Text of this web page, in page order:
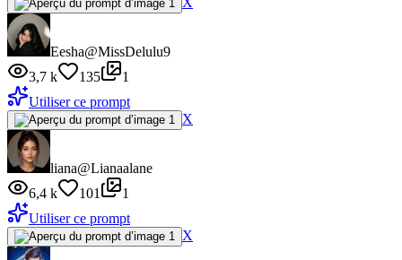
Eesha@MissDelulu9
3,7 k
135
1
Utiliser ce prompt
X
liana@Lianaalane
6,4 k
101
1
Utiliser ce prompt
X